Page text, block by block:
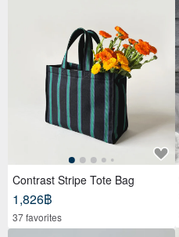
Contrast Stripe Tote Bag
1,826฿
37 favorites